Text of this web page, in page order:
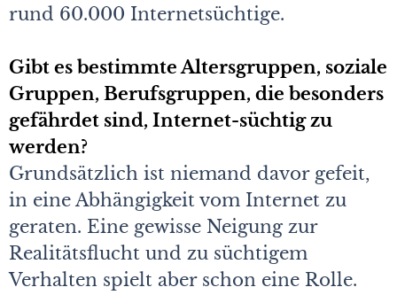
rund 60.000 Internetsüchtige.
Gibt es bestimmte Altersgruppen, soziale
Gruppen, Berufsgruppen, die besonders
gefährdet sind, Internet-süchtig zu
werden?
Grundsätzlich ist niemand davor gefeit,
in eine Abhängigkeit vom Internet zu
geraten. Eine gewisse Neigung zur
Realitätsflucht und zu süchtigem
Verhalten spielt aber schon eine Rolle.